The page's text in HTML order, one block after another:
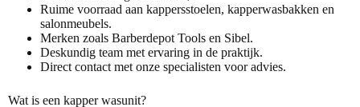
Ruime voorraad aan kappersstoelen, kapperwasbakken en
salonmeubels.
Merken zoals Barberdepot Tools en Sibel.
Deskundig team met ervaring in de praktijk.
Direct contact met onze specialisten voor advies.
Wat is een kapper wasunit?